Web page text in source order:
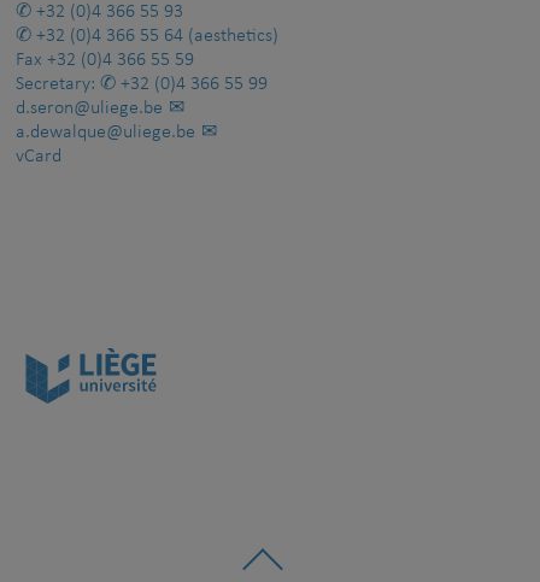
+32 (0)4 366 55 93
+32 (0)4 366 55 64 (aesthetics)
Fax +32 (0)4 366 55 59
Secretary:
+32 (0)4 366 55 99
d.seron@uliege.be
a.dewalque@uliege.be
vCard